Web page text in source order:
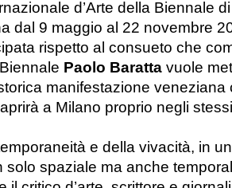
d’Arte della Biennale
dal 9 maggio al 22 novembre
rispetto al consueto che
Paolo Baratta vuole
manifestazione veneziana
a Milano proprio negli
e della vivacità, in
solo spaziale ma anche